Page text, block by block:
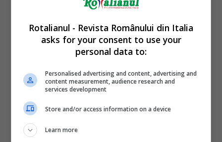
Rotalianul - Revista Românului din Italia
asks for your consent to use your
personal data to:
Personalised advertising and content, advertising and
content measurement, audience research and
services development
Store and/or access information on a device
Learn more